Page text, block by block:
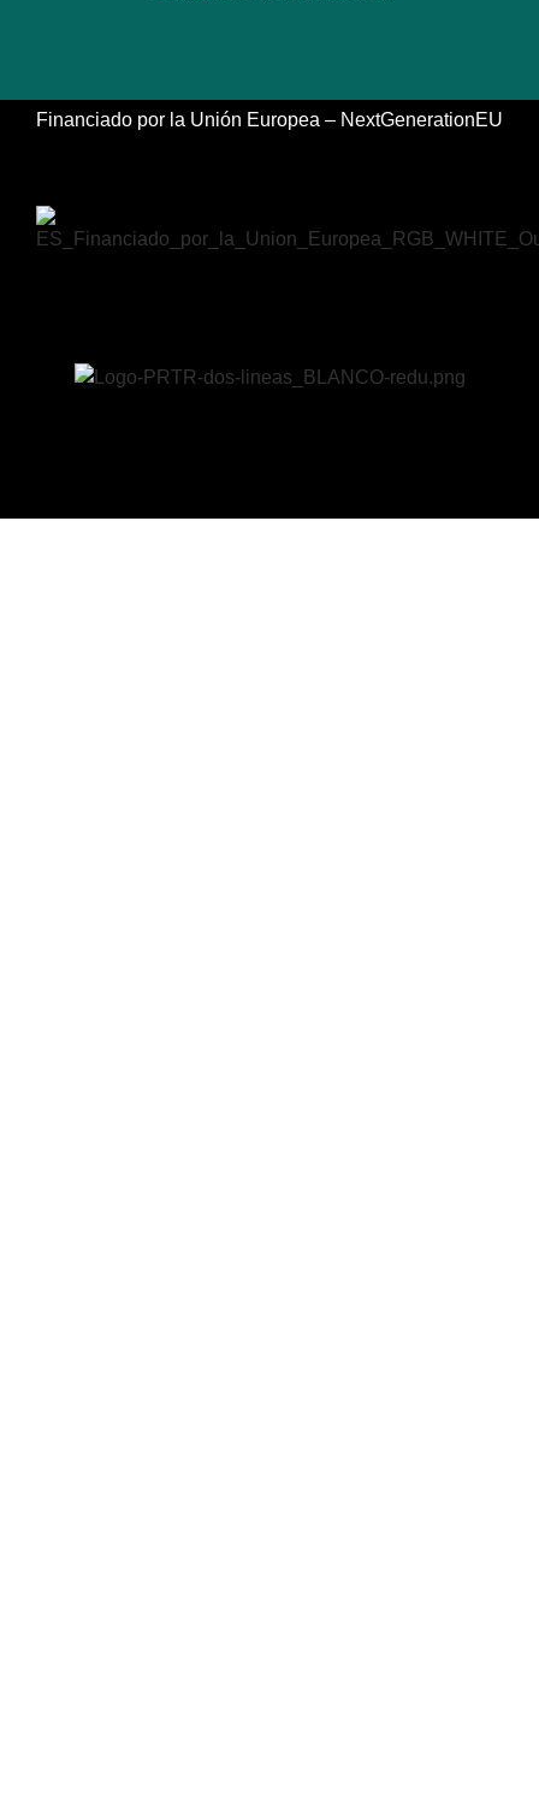
Financiado por la Unión Europea – NextGenerationEU